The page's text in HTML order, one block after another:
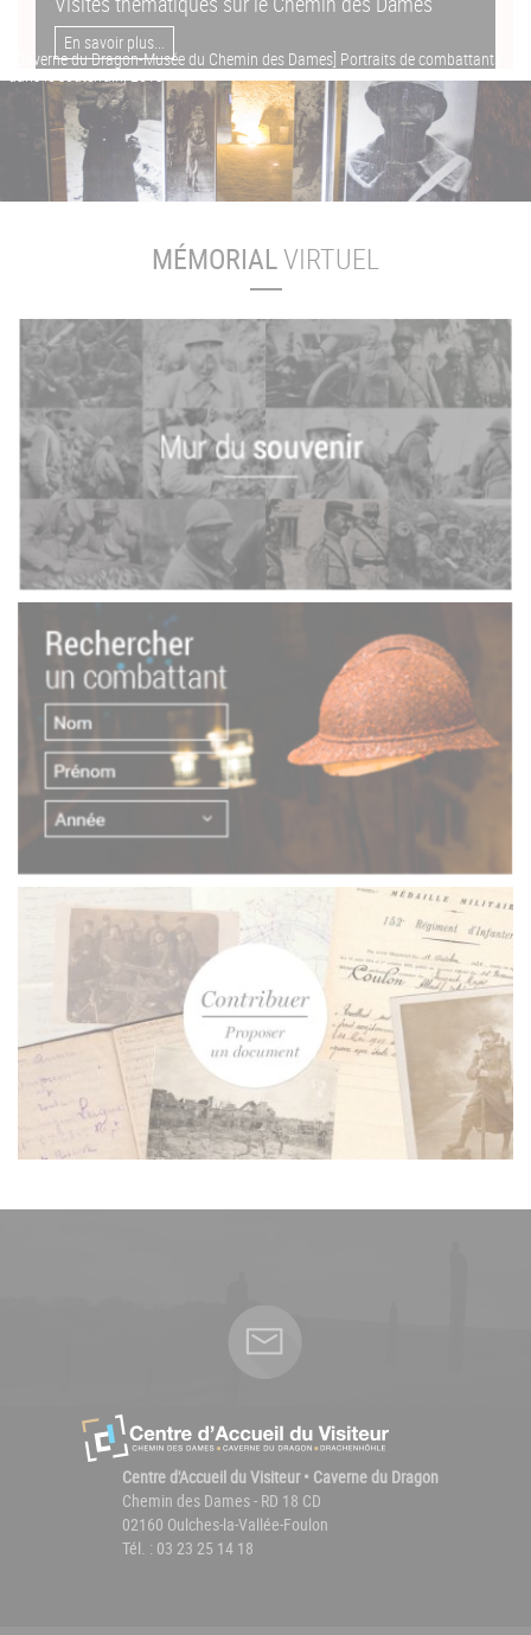
En savoir plus...
[ Caverne du Dragon-Musée du Chemin des Dames] Portraits de combattants
dans le souterrain, 2013
MÉMORIALVIRTUEL
Centre d'Accueil du Visiteur • Caverne du Dragon
Chemin des Dames - RD 18 CD
02160 Oulches-la-Vallée-Foulon
Tél. : 03 23 25 14 18